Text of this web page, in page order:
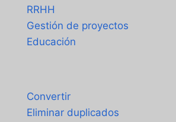
RRHH
Gestión de proyectos
Educación
Convertir
Eliminar duplicados